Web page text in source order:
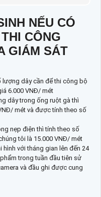
NẾU CÓ
CÔNG
GIÁM SÁT
lượng dây cần để thi công bộ
6.000 VNĐ/ mét
dây trong ống ruột gà thì
mét và được tính theo số
nẹp điện thì tính theo số
tôi là 15.000 VNĐ/ mét
hình với tháng gian lên đến 24
trong tuần đầu tiên sử
và đầu ghi được cung